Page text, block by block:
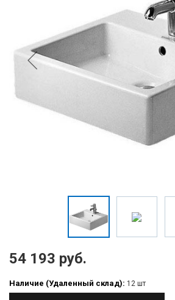
54 193 руб.
Наличие (Удаленный склад): 12 шт